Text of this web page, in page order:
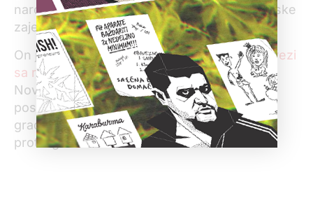
narodni poslanik i lider Bošnjačke demokratske
zajednice Muamer Zukorlić.
On je zahvalio premijeru Vučiću na stavuu vezi
sa rušenjem bespravnog objektau centru
Novog Pazara i istakao da je dobro i mudro
postupio. Zukorlić je rekao i da Zaštitnik
građana svojim saopštenjem „huška državu
protiv građana“.